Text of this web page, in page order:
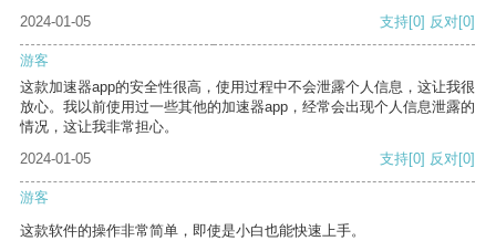
2024-01-05
支持[0] 反对[0]
游客
这款加速器app的安全性很高，使用过程中不会泄露个人信息，这让我很
放心。我以前使用过一些其他的加速器app，经常会出现个人信息泄露的
情况，这让我非常担心。
2024-01-05
支持[0] 反对[0]
游客
这款软件的操作非常简单，即使是小白也能快速上手。